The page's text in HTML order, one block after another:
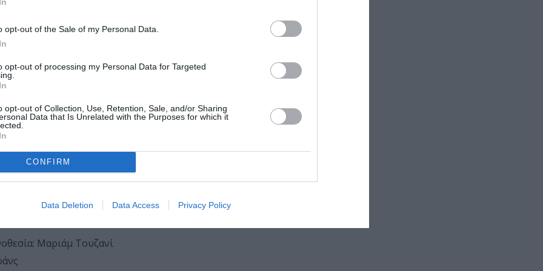
opt-out of the Sale of my Personal Data.
opt-out of processing my Personal Data for Targeted
opt-out of Collection, Use, Retention, Sale, and/or Sharing
Data that Is Unrelated with the Purposes for which it
CONFIRM
Data Deletion Data Access Privacy Policy
Μαξ Γουόκερ-Σίλβερμαν
RAJAB(2025, 89’) Σκηνοθεσία: Κάουτερ Μπεν Χάνια
Greece
Σκηνοθεσία: Νταγκ Γιόχαν Χάουγερουντ
Φατίχ Ακίν
(2025, 112’) Σκηνοθεσία: Κάσια Αντάμικ
JEFF BUCKLEY
JOHN & YOKO
(2024, 100’) Σκηνοθεσία: Κέβιν Μακντόναλντ,
Μαριάμ Τουζανί